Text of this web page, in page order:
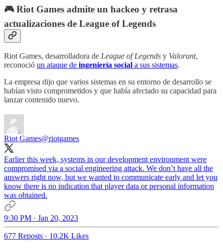
🎮 Riot Games admite un hackeo y retrasa
actualizaciones de League of Legends
Riot Games, desarrolladora de League of Legends y Valorant,
reconoció un ataque de ingeniería social a sus sistemas.
La empresa dijo que varios sistemas en su entorno de desarrollo se
habían visto comprometidos y que había afectado su capacidad para
lanzar contenido nuevo.
Riot Games@riotgames
Earlier this week, systems in our development environment were
compromised via a social engineering attack. We don’t have all the
answers right now, but we wanted to communicate early and let you
know there is no indication that player data or personal information
was obtained.
9:30 PM · Jan 20, 2023
677 Reposts · 10.2K Likes